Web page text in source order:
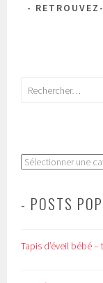
Rechercher :
Catégories
- POSTS
Tapis d’éveil bébé –